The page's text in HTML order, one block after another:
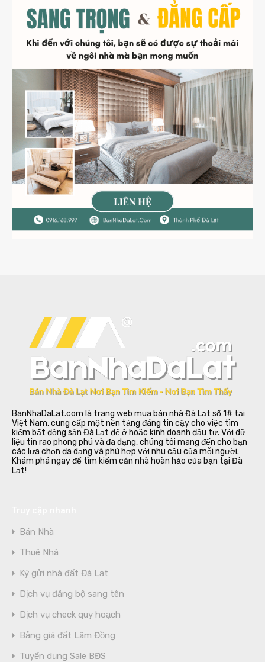
BanNhaDaLat.com là trang web mua bán nhà Đà Lạt số 1# tại
Việt Nam, cung cấp một nền tảng đáng tin cậy cho việc tìm
kiếm bất động sản Đà Lạt để ở hoặc kinh doanh đầu tư. Với dữ
liệu tin rao phong phú và đa dạng, chúng tôi mang đến cho bạn
các lựa chọn đa dạng và phù hợp với nhu cầu của mỗi người.
Khám phá ngay để tìm kiếm căn nhà hoàn hảo của bạn tại Đà
Lạt!
Bán Nhà
Thuê Nhà
Ký gửi nhà đất Đà Lạt
Dịch vụ đăng bộ sang tên
Dịch vụ check quy hoạch
Bảng giá đất Lâm Đồng
Tuyển dụng Sale BĐS